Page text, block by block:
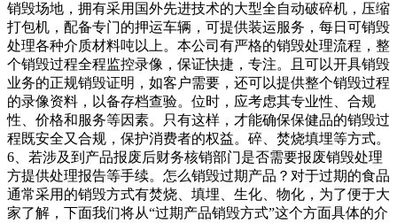
销毁场地，拥有采用国外先进技术的大型全自动破碎机，压缩
打包机，配备专门的押运车辆，可提供装运服务，每日可销毁
处理各种介质材料吨以上。本公司有严格的销毁处理流程，整
个销毁过程全程监控录像，保证快捷，专注。且可以开具销毁
业务的正规销毁证明，如客户需要，还可以提供整个销毁过程
的录像资料，以备存档查验。位时，应考虑其专业性、合规
性、价格和服务等因素。只有这样，才能确保保健品的销毁过
程既安全又合规，保护消费者的权益。碎、焚烧填埋等方式。
6、若涉及到产品报废后财务核销部门是否需要报废销毁处理
方提供处理报告等手续。怎么销毁过期产品？对于过期的食品
通常采用的销毁方式有焚烧、填埋、生化、物化，为了便于大
家了解，下面我们将从“过期产品销毁方式”这个方面具体的介